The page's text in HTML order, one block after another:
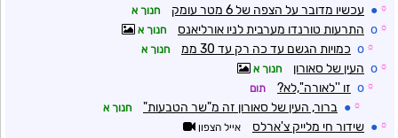
☼
● עכשיו מדובר על הצפה של 6 מטר עומק חנוך א
☼
o התרעות טורנדו מערבית לניו אורליאנס חנוך א
☼
o כמויות הגשם עד כה רק עד 30 ממ חנוך א
☼
o העין של סאורון חנוך א
☼
o זו ''לאורה'',לא? תום
☼
● ברור, העין של סאורון זה מ"שר הטבעות" חנוך א
☼
● שידור חי מלייק צ'ארלס אייל הצפון